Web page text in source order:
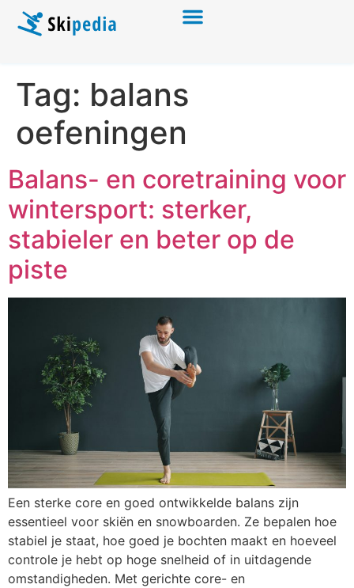
Tag: balans
oefeningen
Balans- en coretraining voor
wintersport: sterker,
stabieler en beter op de
piste
Een sterke core en goed ontwikkelde balans zijn
essentieel voor skiën en snowboarden. Ze bepalen hoe
stabiel je staat, hoe goed je bochten maakt en hoeveel
controle je hebt op hoge snelheid of in uitdagende
omstandigheden. Met gerichte core- en